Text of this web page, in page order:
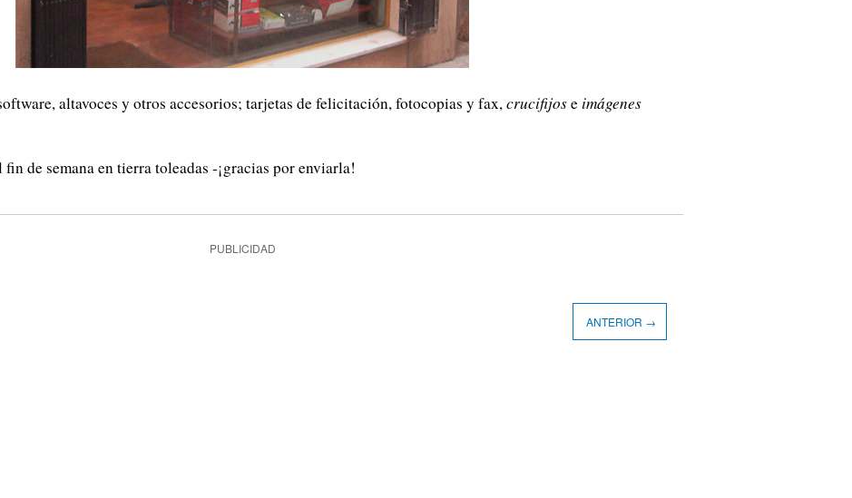
altavoces y otros accesorios; tarjetas de felicitación, fotocopias y fax, crucifijose imágenes
fin de semana en tierra toleadas -¡gracias por enviarla!
PUBLICIDAD
ANTERIOR →